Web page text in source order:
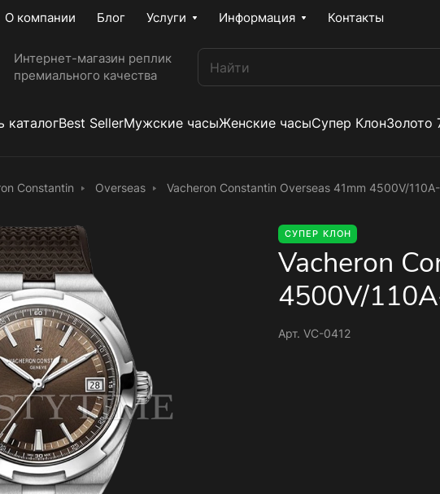
О компании Блог Услуги Информация Контакты
Интернет-магазин реплик
премиального качества
каталогBest SellerМужские часыЖенские часыСупер КлонЗолото
Constantin Overseas Vacheron Constantin Overseas 41mm 4500V/
СУПЕР КЛОН
Vacheron
4500V/
Арт. VC-0412